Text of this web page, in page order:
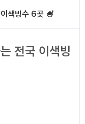
색빙수 6곳 🍧
전국 이색빙